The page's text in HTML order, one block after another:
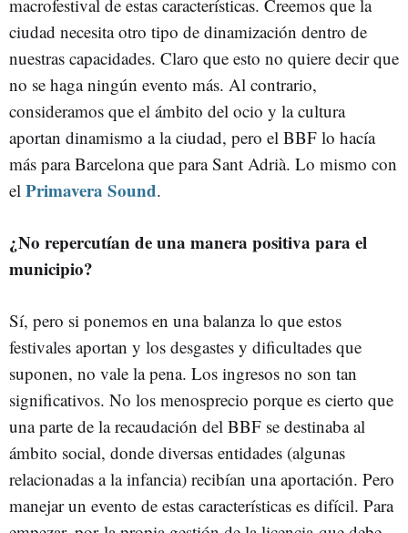
macrofestival de estas características. Creemos que la
ciudad necesita otro tipo de dinamización dentro de
nuestras capacidades. Claro que esto no quiere decir que
no se haga ningún evento más. Al contrario,
consideramos que el ámbito del ocio y la cultura
aportan dinamismo a la ciudad, pero el BBF lo hacía
más para Barcelona que para Sant Adrià. Lo mismo con
el Primavera Sound.
¿No repercutían de una manera positiva para el
municipio?
Sí, pero si ponemos en una balanza lo que estos
festivales aportan y los desgastes y dificultades que
suponen, no vale la pena. Los ingresos no son tan
significativos. No los menosprecio porque es cierto que
una parte de la recaudación del BBF se destinaba al
ámbito social, donde diversas entidades (algunas
relacionadas a la infancia) recibían una aportación. Pero
manejar un evento de estas características es difícil. Para